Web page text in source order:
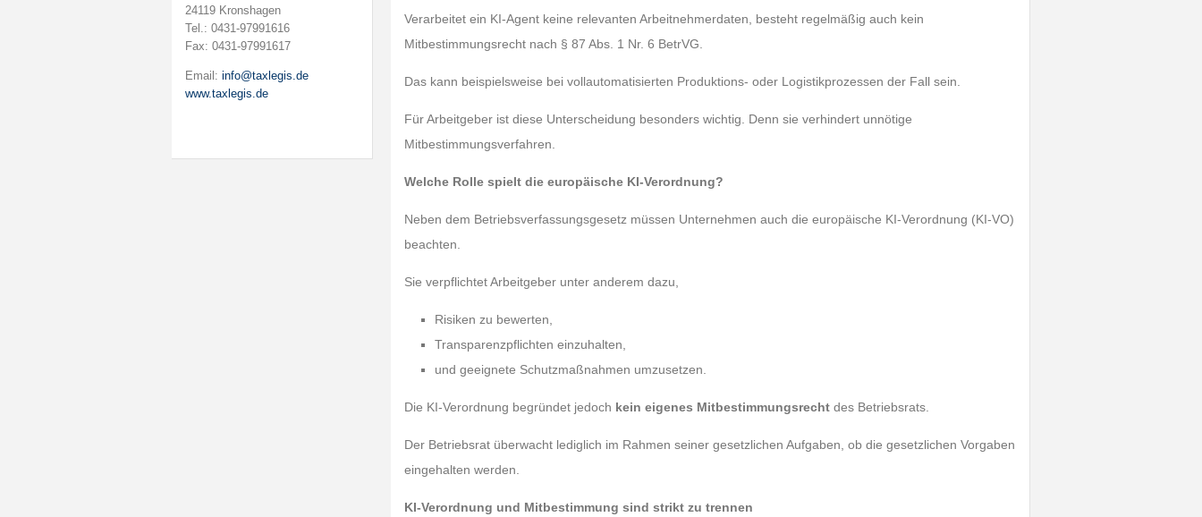
24119 Kronshagen
Tel.: 0431-97991616
Fax: 0431-97991617
Email: info@taxlegis.de
www.taxlegis.de
Verarbeitet ein KI-Agent keine relevanten Arbeitnehmerdaten, besteht regelmäßig auch kein
Mitbestimmungsrecht nach § 87 Abs. 1 Nr. 6 BetrVG.
Das kann beispielsweise bei vollautomatisierten Produktions- oder Logistikprozessen der Fall sein.
Für Arbeitgeber ist diese Unterscheidung besonders wichtig. Denn sie verhindert unnötige
Mitbestimmungsverfahren.
Welche Rolle spielt die europäische KI-Verordnung?
Neben dem Betriebsverfassungsgesetz müssen Unternehmen auch die europäische KI-Verordnung (KI-VO)
beachten.
Sie verpflichtet Arbeitgeber unter anderem dazu,
Risiken zu bewerten,
Transparenzpflichten einzuhalten,
und geeignete Schutzmaßnahmen umzusetzen.
Die KI-Verordnung begründet jedoch kein eigenes Mitbestimmungsrecht des Betriebsrats.
Der Betriebsrat überwacht lediglich im Rahmen seiner gesetzlichen Aufgaben, ob die gesetzlichen Vorgaben
eingehalten werden.
KI-Verordnung und Mitbestimmung sind strikt zu trennen